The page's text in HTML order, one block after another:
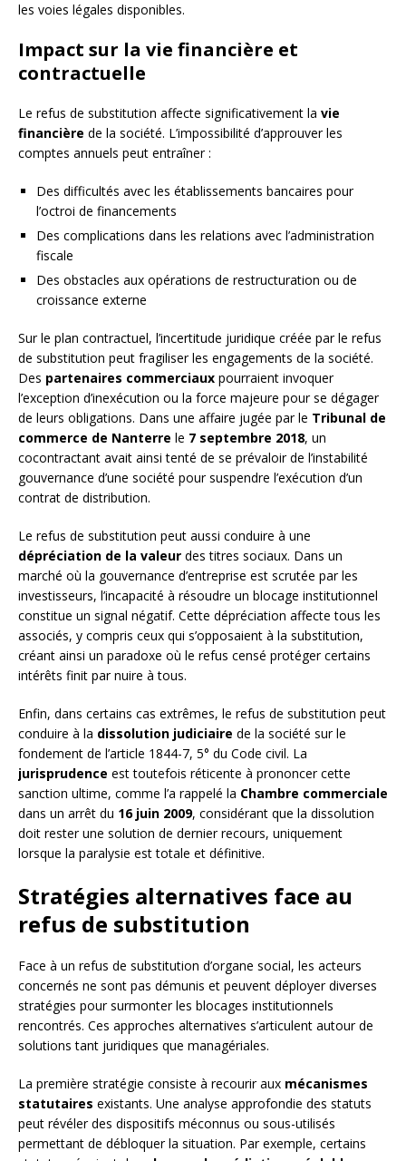
les voies légales disponibles.
Impact sur la vie financière et
contractuelle
Le refus de substitution affecte significativement la vie
financière de la société. L’impossibilité d’approuver les
comptes annuels peut entraîner :
Des difficultés avec les établissements bancaires pour
l’octroi de financements
Des complications dans les relations avec l’administration
fiscale
Des obstacles aux opérations de restructuration ou de
croissance externe
Sur le plan contractuel, l’incertitude juridique créée par le refus
de substitution peut fragiliser les engagements de la société.
Des partenaires commerciaux pourraient invoquer
l’exception d’inexécution ou la force majeure pour se dégager
de leurs obligations. Dans une affaire jugée par le Tribunal de
commerce de Nanterre le 7 septembre 2018, un
cocontractant avait ainsi tenté de se prévaloir de l’instabilité
gouvernance d’une société pour suspendre l’exécution d’un
contrat de distribution.
Le refus de substitution peut aussi conduire à une
dépréciation de la valeur des titres sociaux. Dans un
marché où la gouvernance d’entreprise est scrutée par les
investisseurs, l’incapacité à résoudre un blocage institutionnel
constitue un signal négatif. Cette dépréciation affecte tous les
associés, y compris ceux qui s’opposaient à la substitution,
créant ainsi un paradoxe où le refus censé protéger certains
intérêts finit par nuire à tous.
Enfin, dans certains cas extrêmes, le refus de substitution peut
conduire à la dissolution judiciaire de la société sur le
fondement de l’article 1844-7, 5° du Code civil. La
jurisprudence est toutefois réticente à prononcer cette
sanction ultime, comme l’a rappelé la Chambre commerciale
dans un arrêt du 16 juin 2009, considérant que la dissolution
doit rester une solution de dernier recours, uniquement
lorsque la paralysie est totale et définitive.
Stratégies alternatives face au
refus de substitution
Face à un refus de substitution d’organe social, les acteurs
concernés ne sont pas démunis et peuvent déployer diverses
stratégies pour surmonter les blocages institutionnels
rencontrés. Ces approches alternatives s’articulent autour de
solutions tant juridiques que managériales.
La première stratégie consiste à recourir aux mécanismes
statutaires existants. Une analyse approfondie des statuts
peut révéler des dispositifs méconnus ou sous-utilisés
permettant de débloquer la situation. Par exemple, certains